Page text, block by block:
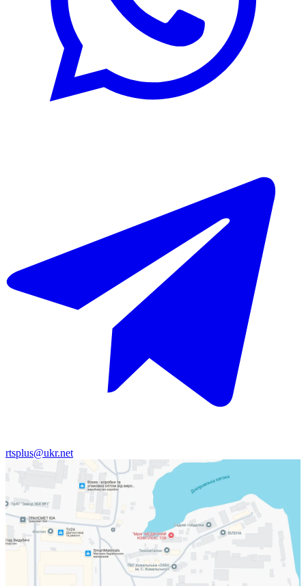
rtsplus@ukr.net